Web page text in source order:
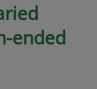
ended